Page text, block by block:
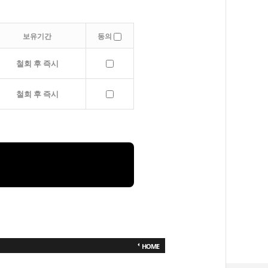
보유기간 동의
철회 후 즉시
철회 후 즉시
HOME